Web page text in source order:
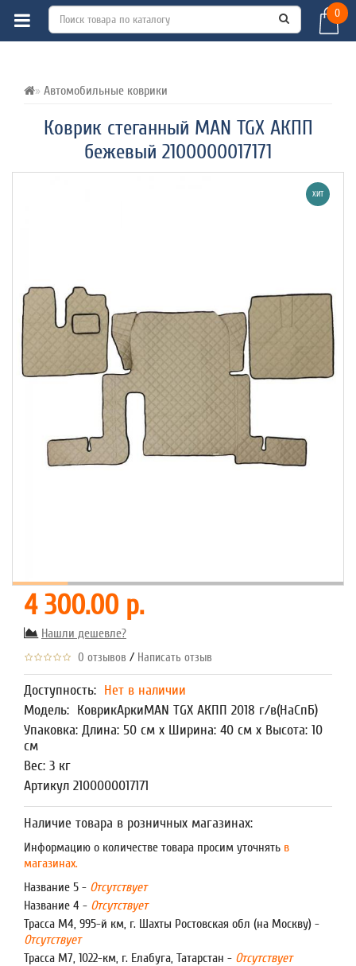
0
Автомобильные коврики
Коврик стеганный MAN TGX АКПП
бежевый 2100000017171
ВСЕ О ТОВАРЕ ХАРАКТЕРИСТИКИ
ХИТ
4 300.00 р.
Нашли дешевле?
0 отзывов / Написать отзыв
Доступность: Нет в наличии
Модель: КоврикАркиMAN TGX АКПП 2018 г/в(НаСпБ)
Упаковка: Длина: 50 см x Ширина: 40 см x Высота: 10
см
Вес: 3 кг
Артикул 2100000017171
Наличие товара в розничных магазинах:
Информацию о количестве товара просим уточнять в
магазинах.
Название 5 - Отсутствует
Название 4 - Отсутствует
Трасса М4, 995-й км, г. Шахты Ростовская обл (на Москву) -
Отсутствует
Трасса М7, 1022-км, г. Елабуга, Татарстан - Отсутствует